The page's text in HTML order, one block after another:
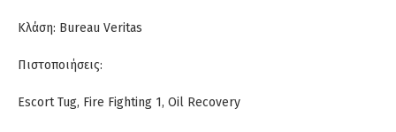
Κλάση: Bureau Veritas
Πιστοποιήσεις:
Escort Tug, Fire Fighting 1, Oil Recovery